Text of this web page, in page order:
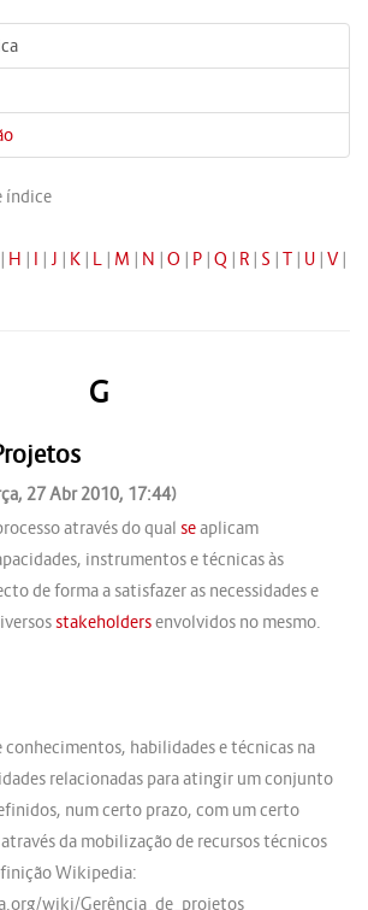
índice
| H | I | J | K | L | M | N | O | P | Q | R | S | T | U | V |
G
27 Abr 2010, 17:44)
através do qual seaplicam
instrumentos e técnicas às
de forma a satisfazer as necessidades e
stakeholdersenvolvidos no mesmo.
habilidades e técnicas na
relacionadas para atingir um conjunto
num certo prazo, com um certo
da mobilização de recursos técnicos
Wikipedia:
wiki/Gerência_de_projetos